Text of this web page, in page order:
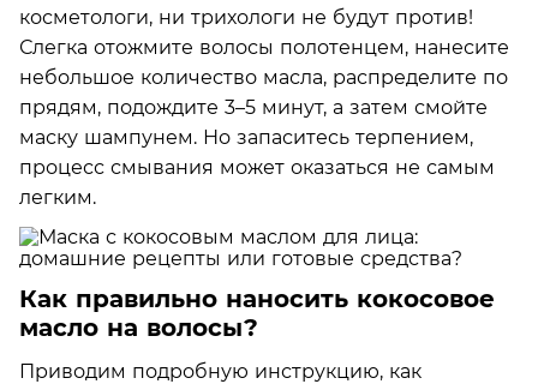
косметологи, ни трихологи не будут против!
Слегка отожмите волосы полотенцем, нанесите
небольшое количество масла, распределите по
прядям, подождите 3–5 минут, а затем смойте
маску шампунем. Но запаситесь терпением,
процесс смывания может оказаться не самым
легким.
Как правильно наносить кокосовое
масло на волосы?
Приводим подробную инструкцию, как